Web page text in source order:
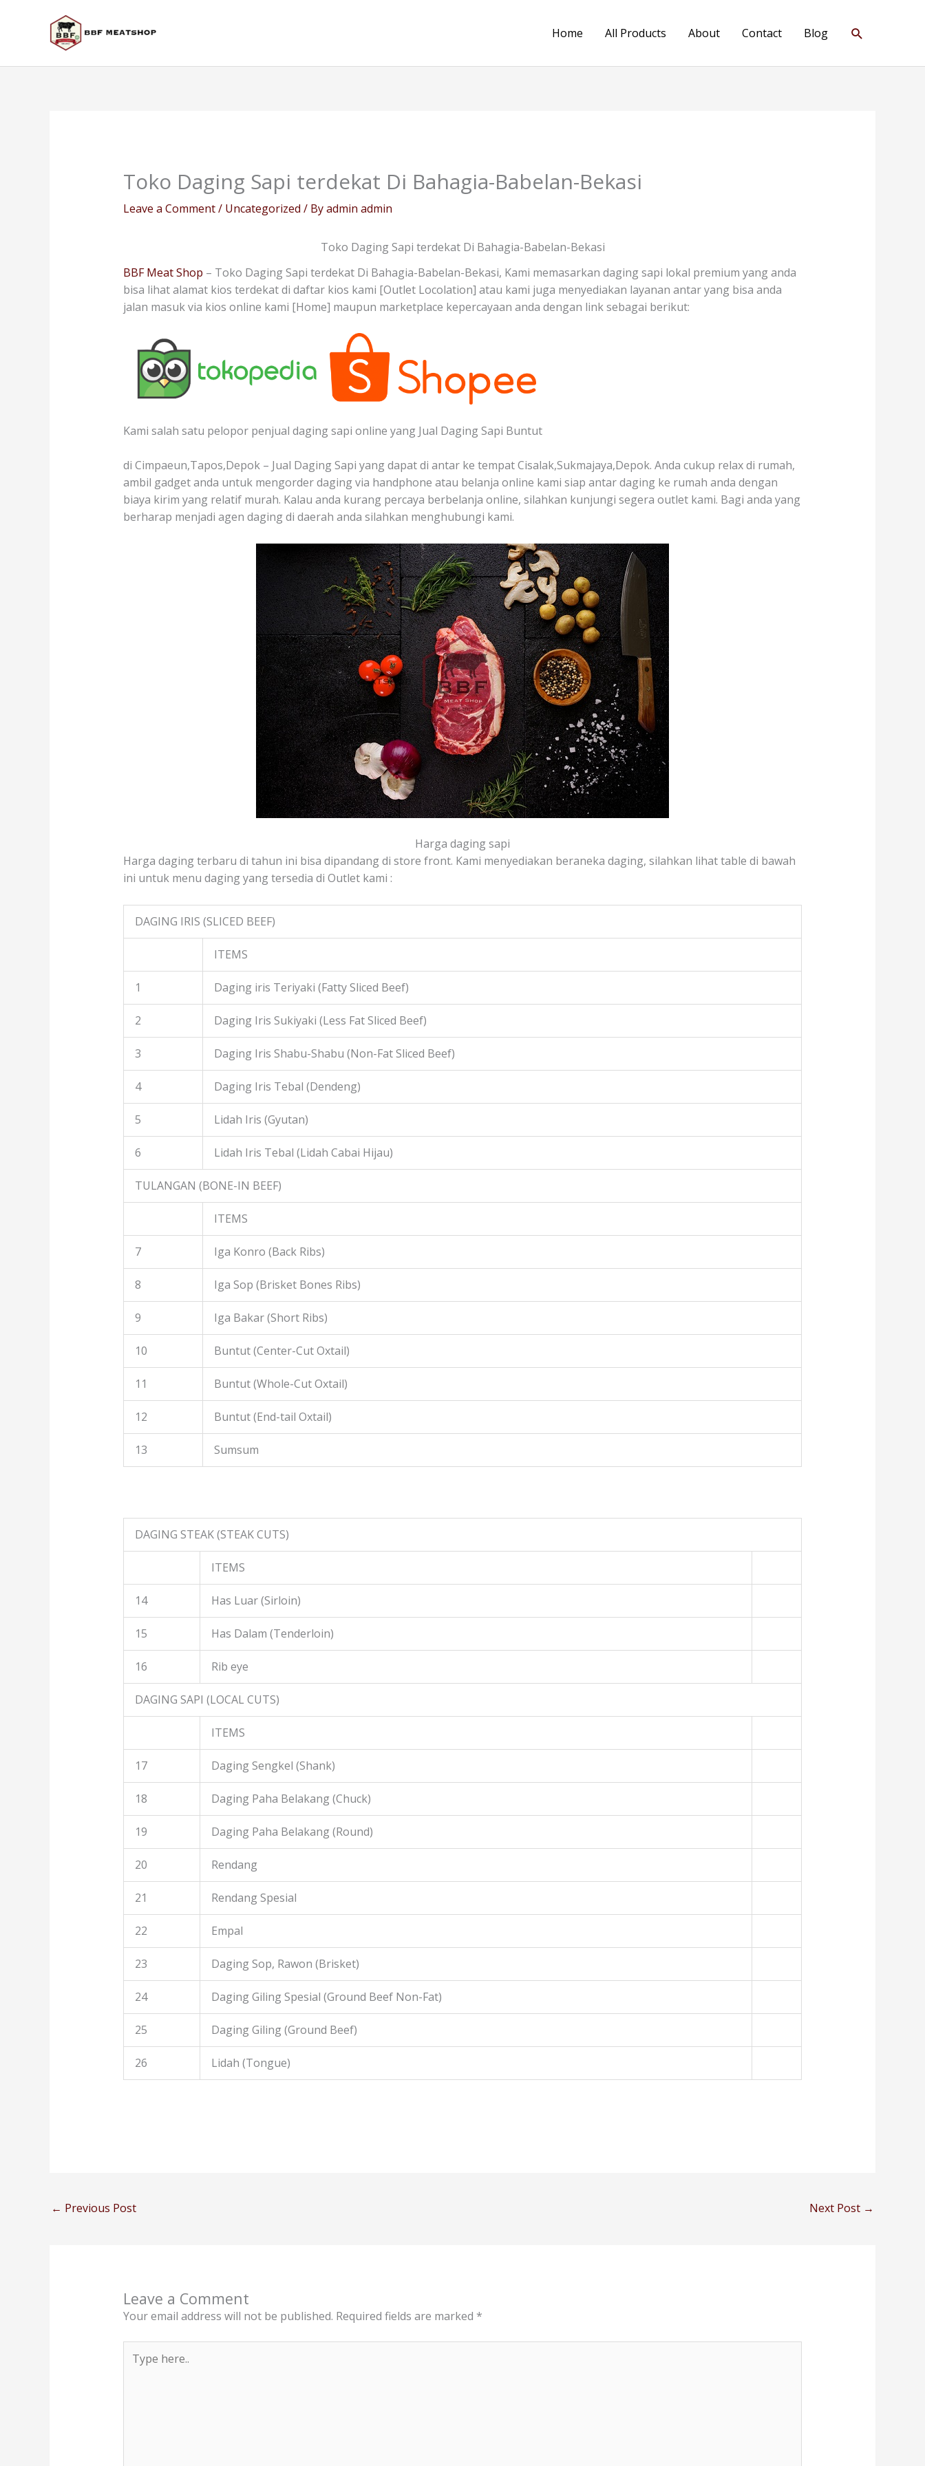
Home All Products About Contact Blog Search
Toko Daging Sapi terdekat Di Bahagia-Babelan-Bekasi
Leave a Comment/ Uncategorized / Byadmin admin
Toko Daging Sapi terdekat Di Bahagia-Babelan-Bekasi
BBF Meat Shop – Toko Daging Sapi terdekat Di Bahagia-Babelan-Bekasi, Kami memasarkan daging sapi lokal premium yang anda
bisa lihat alamat kios terdekat di daftar kios kami [Outlet Locolation] atau kami juga menyediakan layanan antar yang bisa anda
jalan masuk via kios online kami [Home] maupun marketplace kepercayaan anda dengan link sebagai berikut:
Kami salah satu pelopor penjual daging sapi online yang Jual Daging Sapi Buntut
di Cimpaeun,Tapos,Depok – Jual Daging Sapi yang dapat di antar ke tempat Cisalak,Sukmajaya,Depok. Anda cukup relax di rumah,
ambil gadget anda untuk mengorder daging via handphone atau belanja online kami siap antar daging ke rumah anda dengan
biaya kirim yang relatif murah. Kalau anda kurang percaya berbelanja online, silahkan kunjungi segera outlet kami. Bagi anda yang
berharap menjadi agen daging di daerah anda silahkan menghubungi kami.
Harga daging sapi
Harga daging terbaru di tahun ini bisa dipandang di store front. Kami menyediakan beraneka daging, silahkan lihat table di bawah
ini untuk menu daging yang tersedia di Outlet kami :
DAGING IRIS (SLICED BEEF)
ITEMS
1 Daging iris Teriyaki (Fatty Sliced Beef)
2 Daging Iris Sukiyaki (Less Fat Sliced Beef)
3 Daging Iris Shabu-Shabu (Non-Fat Sliced Beef)
4 Daging Iris Tebal (Dendeng)
5 Lidah Iris (Gyutan)
6 Lidah Iris Tebal (Lidah Cabai Hijau)
TULANGAN (BONE-IN BEEF)
ITEMS
7 Iga Konro (Back Ribs)
8 Iga Sop (Brisket Bones Ribs)
9 Iga Bakar (Short Ribs)
10 Buntut (Center-Cut Oxtail)
11 Buntut (Whole-Cut Oxtail)
12 Buntut (End-tail Oxtail)
13 Sumsum
DAGING STEAK (STEAK CUTS)
ITEMS
14 Has Luar (Sirloin)
15 Has Dalam (Tenderloin)
16 Rib eye
DAGING SAPI (LOCAL CUTS)
ITEMS
17 Daging Sengkel (Shank)
18 Daging Paha Belakang (Chuck)
19 Daging Paha Belakang (Round)
20 Rendang
21 Rendang Spesial
22 Empal
23 Daging Sop, Rawon (Brisket)
24 Daging Giling Spesial (Ground Beef Non-Fat)
25 Daging Giling (Ground Beef)
26 Lidah (Tongue)
← Previous Post Next Post →
Leave a Comment
Your email address will not be published. Required fields are marked *
here..